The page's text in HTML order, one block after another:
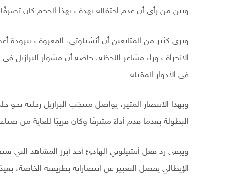
وبين من رأى أن عدم احتفاله بهدف بهذا الحجم كان تصرفًا
ويرى كثير من المتابعين أن أنشيلوتي، المعروف ببرودة
الانجراف وراء مشاعر اللحظة، خاصة أن مشوار البرازيل
في الأدوار المقبلة.
وبهذا الانتصار المثير، يواصل منتخب البرازيل رحلته نحو
البطولة بعدما قدم أداءً مشرفًا وكان قريبًا للغاية من
ويبقى رد فعل أنشيلوتي الهادئ أحد أبرز المشاهد التي
الإيطالي يفضل التعبير عن انتصاراته بطريقته الخاصة،